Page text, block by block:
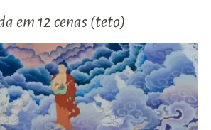
em 12 cenas (teto)